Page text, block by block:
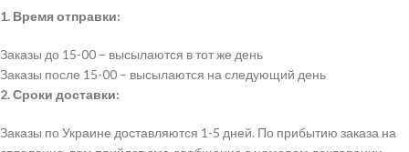
1. Время отправки:
Заказы до 15-00 – высылаются в тот же день
Заказы после 15-00 – высылаются на следующий день
2. Сроки доставки:
Заказы по Украине доставляются 1-5 дней. По прибытию заказа на